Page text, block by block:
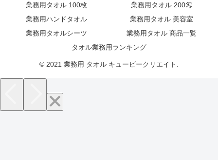
業務用タオル 100枚
業務用タオル 200匁
業務用ハンドタオル
業務用タオル 美容室
業務用タオルシーツ
業務用タオル 商品一覧
タオル業務用ランキング
© 2021 業務用 タオル キュービークリエイト.